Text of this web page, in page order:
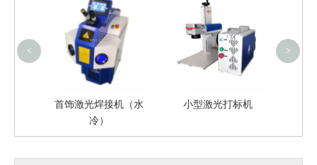
首饰激光焊接机（水
冷）
小型激光打标机
< >